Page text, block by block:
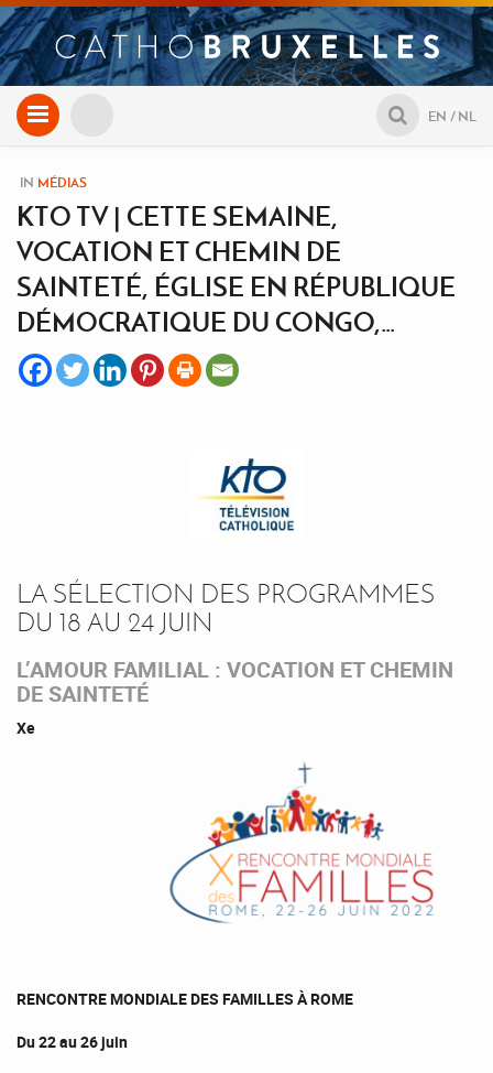
Aller
au
NL
EN
IN MÉDIAS
KTO TV | CETTE SEMAINE,
VOCATION ET CHEMIN DE
SAINTETÉ, ÉGLISE EN RÉPUBLIQUE
DÉMOCRATIQUE DU CONGO,…
LA SÉLECTION DES PROGRAMMES
DU 18 AU 24 JUIN
L’AMOUR FAMILIAL : VOCATION ET CHEMIN
DE SAINTETÉ
Xe
RENCONTRE MONDIALE DES FAMILLES À ROME
Du 22 au 26 juin